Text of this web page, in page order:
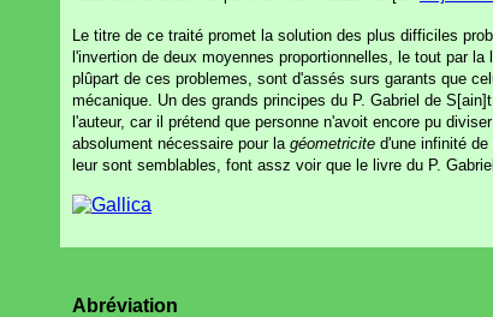
Le titre de ce traité promet la solution des plus difficiles
l'invertion de deux moyennes proportionnelles, le tout par
plûpart de ces problemes, sont d'assés surs garants que
mécanique. Un des grands principes du P. Gabriel de
l'auteur, car il prétend que personne n'avoit encore pu
absolument nécessaire pour la géometricite d'une infinité
leur sont semblables, font assz voir que le livre du P.
Abréviation